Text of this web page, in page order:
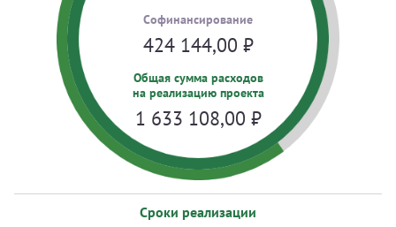
Cофинансирование
424 144,00 ₽
Общая сумма расходов
на реализацию проекта
1 633 108,00 ₽
Сроки реализации